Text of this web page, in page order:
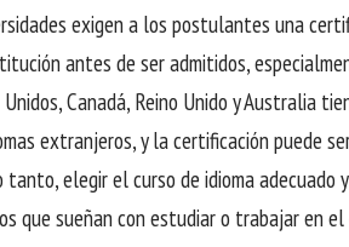
exigen a los postulantes una
antes de ser admitidos,
Canadá, Reino Unido y Australia
extranjeros, y la certificación puede
elegir el curso de idioma adecuado
que sueñan con estudiar o trabajar en